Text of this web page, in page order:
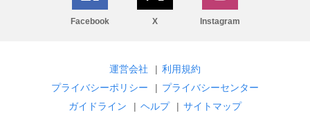
Facebook X Instagram
運営会社 | 利用規約
プライバシーポリシー
| プライバシーセンター
ガイドライン
| ヘルプ | サイトマップ